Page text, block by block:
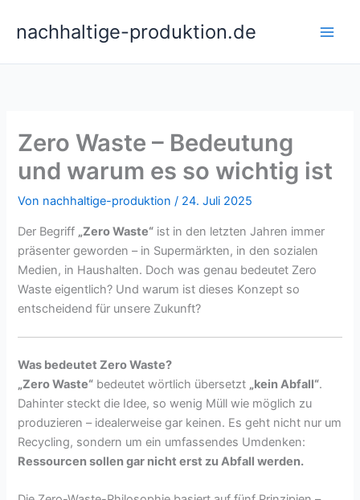
Inhaltnachhaltige-produktion.de
Zero Waste – Bedeutung
und warum es so wichtig ist
Von nachhaltige-produktion/ 24. Juli 2025
Der Begriff „Zero Waste“ ist in den letzten Jahren immer
präsenter geworden – in Supermärkten, in den sozialen
Medien, in Haushalten. Doch was genau bedeutet Zero
Waste eigentlich? Und warum ist dieses Konzept so
entscheidend für unsere Zukunft?
Was bedeutet Zero Waste?
„Zero Waste“ bedeutet wörtlich übersetzt „kein Abfall“.
Dahinter steckt die Idee, so wenig Müll wie möglich zu
produzieren – idealerweise gar keinen. Es geht nicht nur um
Recycling, sondern um ein umfassendes Umdenken:
Ressourcen sollen gar nicht erst zu Abfall werden.